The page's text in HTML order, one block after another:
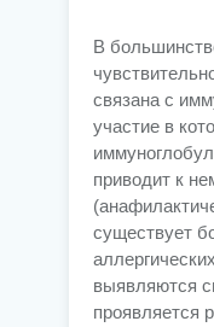
В
связана с
участие в
приводит к
существует
выявляются
проявляется